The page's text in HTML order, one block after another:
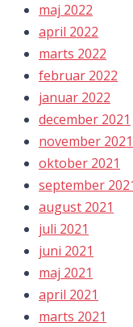
maj 2022
april 2022
marts 2022
februar 2022
januar 2022
december 2021
november 2021
oktober 2021
september
august 2021
juli 2021
juni 2021
maj 2021
april 2021
marts 2021